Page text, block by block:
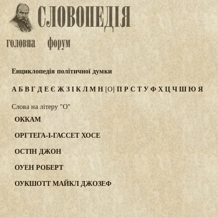
Енциклопедія політичної думки
АБВГДЕЄ ЖЗІКЛМН[О] ПРСТУФХЦЧШЮ Я
Слова на літеру "О"
ОККАМ
ОРГТЕГА-І-ГАССЕТ ХОСЕ
ОСТІН ДЖОН
ОУЕН РОБЕРТ
ОУКШОТТ МАЙКЛ ДЖОЗЕФ